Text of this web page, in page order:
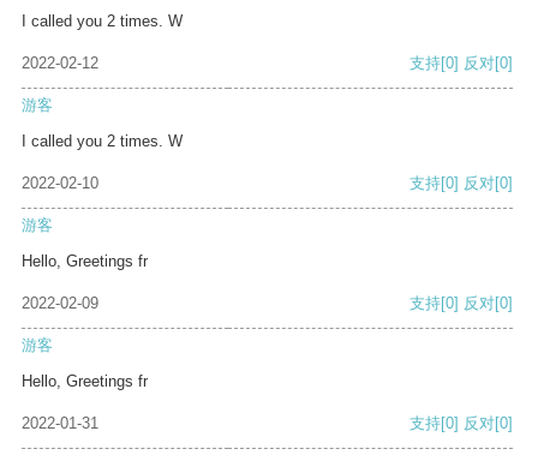
I called you 2 times. W
2022-02-12 支持[0] 反对[0]
游客
I called you 2 times. W
2022-02-10 支持[0] 反对[0]
游客
Hello, Greetings fr
2022-02-09 支持[0] 反对[0]
游客
Hello, Greetings fr
2022-01-31 支持[0] 反对[0]